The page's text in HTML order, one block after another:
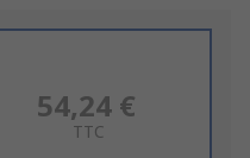
54,24 €
TTC